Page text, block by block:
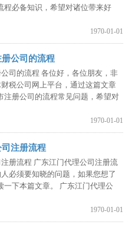
程必备知识，希望对诸位带来好
1970-01-01
公司的流程
司的流程 各位好，各位朋友，非
税公司网上平台，通过这篇文章
注册公司的流程常见问题，希望对
1970-01-01
注册流程
册流程 广东江门代理公司注册流
必须要知晓的问题，如果您想了
一下本篇文章。 广东江门代理公
1970-01-01